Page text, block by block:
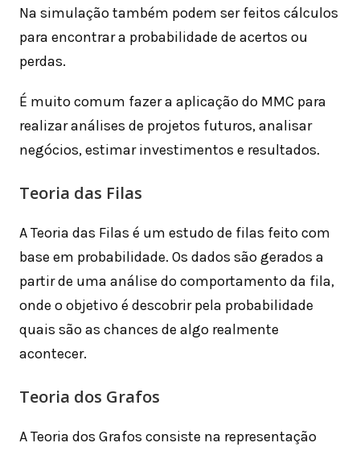
Na simulação também podem ser feitos cálculos
para encontrar a probabilidade de acertos ou
perdas.
É muito comum fazer a aplicação do MMC para
realizar análises de projetos futuros, analisar
negócios, estimar investimentos e resultados.
Teoria das Filas
A Teoria das Filas é um estudo de filas feito com
base em probabilidade. Os dados são gerados a
partir de uma análise do comportamento da fila,
onde o objetivo é descobrir pela probabilidade
quais são as chances de algo realmente
acontecer.
Teoria dos Grafos
A Teoria dos Grafos consiste na representação